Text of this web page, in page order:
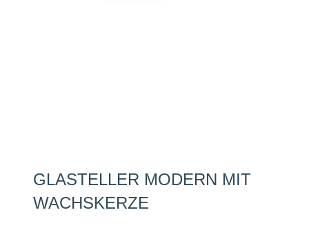
GLASTELLER MODERN MIT
WACHSKERZE